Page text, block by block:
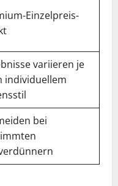
Einzelpreis-
variieren je
individuellem
bei